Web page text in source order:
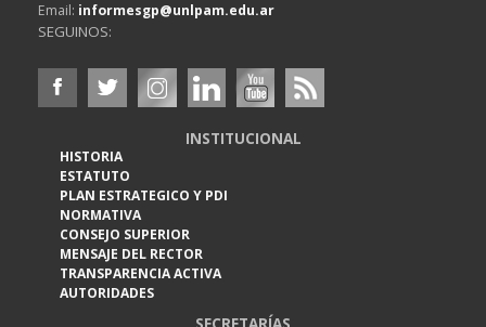
Email: informesgp@unlpam.edu.ar
SEGUINOS:
INSTITUCIONAL
HISTORIA
ESTATUTO
PLAN ESTRATEGICO Y PDI
NORMATIVA
CONSEJO SUPERIOR
MENSAJE DEL RECTOR
TRANSPARENCIA ACTIVA
AUTORIDADES